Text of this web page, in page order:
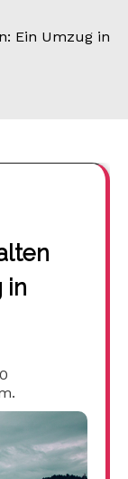
Ein Umzug in
in
0